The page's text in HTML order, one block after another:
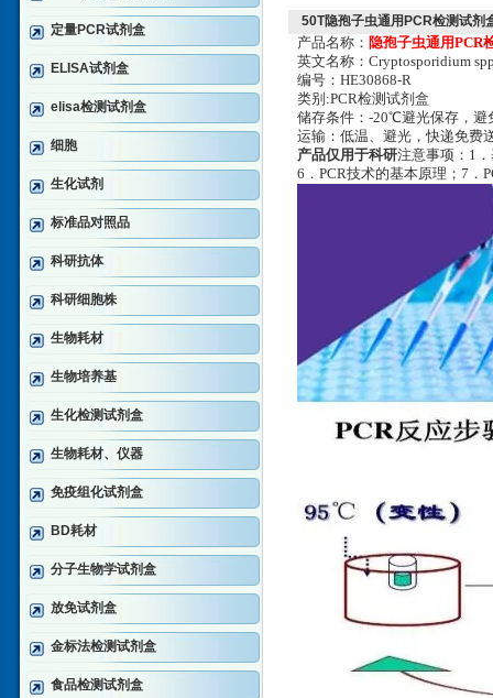
定量PCR试剂盒
ELISA试剂盒
elisa检测试剂盒
细胞
生化试剂
标准品对照品
科研抗体
科研细胞株
生物耗材
生物培养基
生化检测试剂盒
生物耗材、仪器
免疫组化试剂盒
BD耗材
分子生物学试剂盒
放免试剂盒
金标法检测试剂盒
食品检测试剂盒
50T隐孢子虫通用PCR检测试剂
产品名称： 隐孢子虫通用PCR
英文名称：Cryptosporidium
编号：HE30868-R
类别:PCR检测试剂盒
储存条件：-20℃避光保存，避
运输：低温、避光，快递免费
产品仅用于科研注意事项：1
6．PCR技术的基本原理；7．